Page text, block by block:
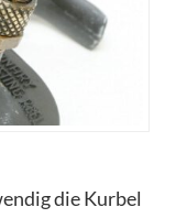
die Kurbel